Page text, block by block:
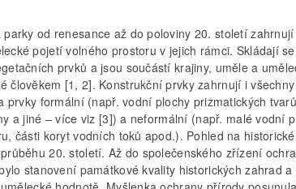
parky od renesance až do poloviny 20. století
pojetí volného prostoru v jejich rámci. Skládají se
prvků a jsou součástí krajiny, uměle a
člověkem [1, 2]. Konstrukční prvky zahrnují i
prvky formální (např. vodní plochy prizmatických
a jiné – více viz [3]) a neformální (např. malé vodní
části koryt vodních toků apod.). Pohled na
20. století. Až do společenského zřízení
stanovení památkové kvality historických zahrad a